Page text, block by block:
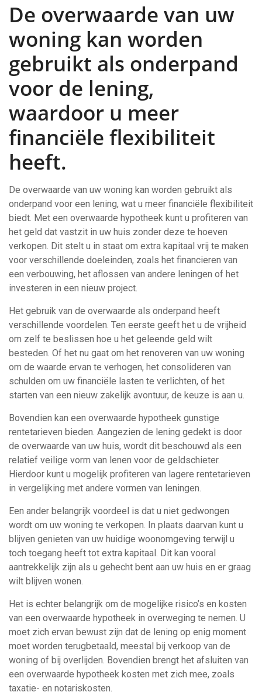
De overwaarde van uw
woning kan worden
gebruikt als onderpand
voor de lening,
waardoor u meer
financiële flexibiliteit
heeft.
De overwaarde van uw woning kan worden gebruikt als
onderpand voor een lening, wat u meer financiële flexibiliteit
biedt. Met een overwaarde hypotheek kunt u profiteren van
het geld dat vastzit in uw huis zonder deze te hoeven
verkopen. Dit stelt u in staat om extra kapitaal vrij te maken
voor verschillende doeleinden, zoals het financieren van
een verbouwing, het aflossen van andere leningen of het
investeren in een nieuw project.
Het gebruik van de overwaarde als onderpand heeft
verschillende voordelen. Ten eerste geeft het u de vrijheid
om zelf te beslissen hoe u het geleende geld wilt
besteden. Of het nu gaat om het renoveren van uw woning
om de waarde ervan te verhogen, het consolideren van
schulden om uw financiële lasten te verlichten, of het
starten van een nieuw zakelijk avontuur, de keuze is aan u.
Bovendien kan een overwaarde hypotheek gunstige
rentetarieven bieden. Aangezien de lening gedekt is door
de overwaarde van uw huis, wordt dit beschouwd als een
relatief veilige vorm van lenen voor de geldschieter.
Hierdoor kunt u mogelijk profiteren van lagere rentetarieven
in vergelijking met andere vormen van leningen.
Een ander belangrijk voordeel is dat u niet gedwongen
wordt om uw woning te verkopen. In plaats daarvan kunt u
blijven genieten van uw huidige woonomgeving terwijl u
toch toegang heeft tot extra kapitaal. Dit kan vooral
aantrekkelijk zijn als u gehecht bent aan uw huis en er graag
wilt blijven wonen.
Het is echter belangrijk om de mogelijke risico’s en kosten
van een overwaarde hypotheek in overweging te nemen. U
moet zich ervan bewust zijn dat de lening op enig moment
moet worden terugbetaald, meestal bij verkoop van de
woning of bij overlijden. Bovendien brengt het afsluiten van
een overwaarde hypotheek kosten met zich mee, zoals
taxatie- en notariskosten.